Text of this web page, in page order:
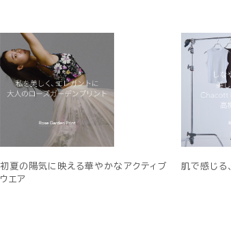
初夏の陽気に映える華やかなアクティブ
ウエア
肌で感じる